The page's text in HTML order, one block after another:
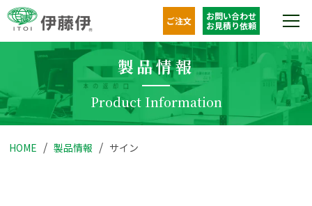
ご注文
お問い合わせ
お見積り依頼
製品情報
Product Information
HOME 製品情報 サイン